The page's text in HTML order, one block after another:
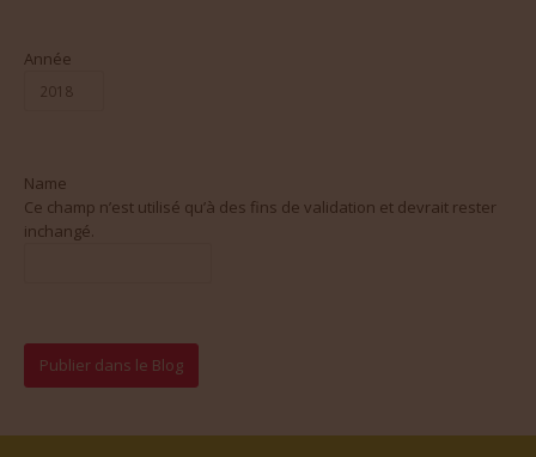
Année
Name
Ce champ n’est utilisé qu’à des fins de validation et devrait rester
inchangé.